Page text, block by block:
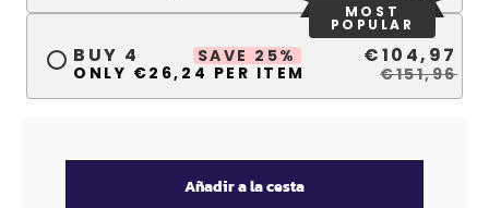
BUY 4
SAVE 25%
ONLY €26,24 PER ITEM
€104,97
€151,96
MOST
POPULAR
Añadir a la cesta